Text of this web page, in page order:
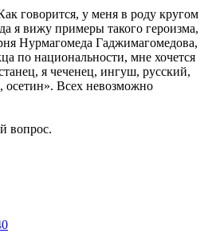
говорится, у меня в роду кругом
я вижу примеры такого героизма,
Нурмагомеда Гаджимагомедова,
по национальности, мне хочется
я чеченец, ингуш, русский,
осетин». Всех невозможно
вопрос.